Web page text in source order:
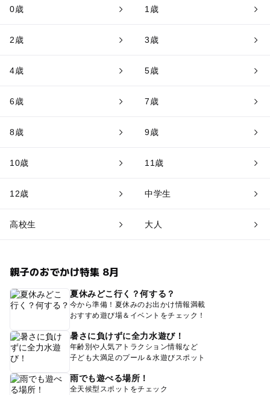
0歳 1歳
2歳 3歳
4歳 5歳
6歳 7歳
8歳 9歳
10歳 11歳
12歳 中学生
高校生 大人
親子のおでかけ特集 8月
夏休みどこ行く？何する？
今から準備！夏休みのお出かけ情報満載
おすすめ遊び場＆イベントをチェック！
暑さに負けずに全力水遊び！
年齢別や人気アトラクション情報など
子ども大満足のプール＆水遊びスポット
雨でも遊べる場所！
全天候型スポットをチェック